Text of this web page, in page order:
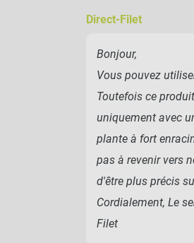
Direct-Filet
Bonjour,
Vous pouvez
Toutefois ce
uniquement avec
plante à fort
pas à revenir vers
d'être plus précis
Cordialement, Le
Filet